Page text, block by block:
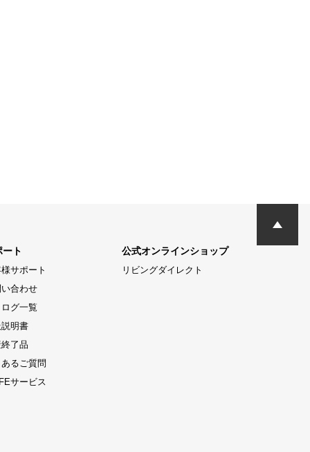
ート
サポート
合わせ
グ一覧
明書
了品
るご質問
サービス
公式オンラインショップ
リビングダイレクト